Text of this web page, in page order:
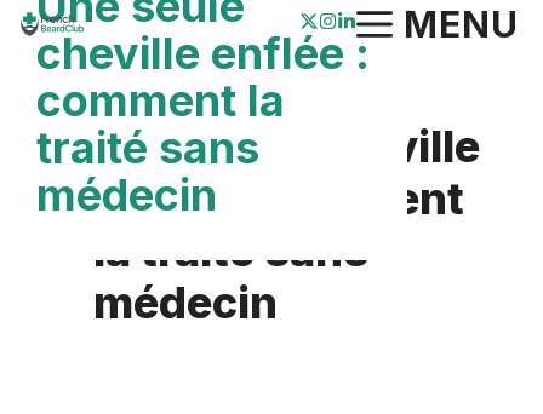
Aller
contenu
MENU
Une seule cheville
enflée : comment
la traité sans
médecin
cheville enflée :
comment la
traité sans
médecin